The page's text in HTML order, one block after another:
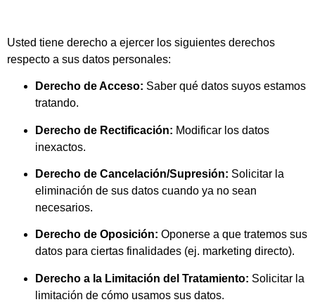
Usted tiene derecho a ejercer los siguientes derechos
respecto a sus datos personales:
Derecho de Acceso: Saber qué datos suyos estamos
tratando.
Derecho de Rectificación: Modificar los datos
inexactos.
Derecho de Cancelación/Supresión: Solicitar la
eliminación de sus datos cuando ya no sean
necesarios.
Derecho de Oposición: Oponerse a que tratemos sus
datos para ciertas finalidades (ej. marketing directo).
Derecho a la Limitación del Tratamiento: Solicitar la
limitación de cómo usamos sus datos.